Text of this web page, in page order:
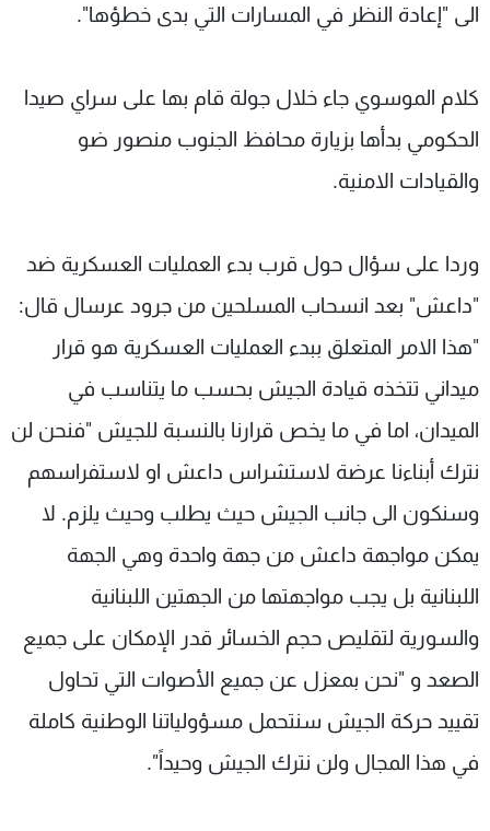
الى "إعادة النظر في المسارات التي بدى خطؤها".
كلام الموسوي جاء خلال جولة قام بها على سراي صيدا
الحكومي بدأها بزيارة محافظ الجنوب منصور ضو
والقيادات الامنية.
وردا على سؤال حول قرب بدء العمليات العسكرية ضد
"داعش" بعد انسحاب المسلحين من جرود عرسال قال:
"هذا الامر المتعلق ببدء العمليات العسكرية هو قرار
ميداني تتخذه قيادة الجيش بحسب ما يتناسب في
الميدان، اما في ما يخص قرارنا بالنسبة للجيش "فنحن لن
نترك أبناءنا عرضة لاستشراس داعش او لاستفراسهم
وسنكون الى جانب الجيش حيث يطلب وحيث يلزم. لا
يمكن مواجهة داعش من جهة واحدة وهي الجهة
اللبنانية بل يجب مواجهتها من الجهتين اللبنانية
والسورية لتقليص حجم الخسائر قدر الإمكان على جميع
الصعد و "نحن بمعزل عن جميع الأصوات التي تحاول
تقييد حركة الجيش سنتحمل مسؤولياتنا الوطنية كاملة
في هذا المجال ولن نترك الجيش وحيداً".